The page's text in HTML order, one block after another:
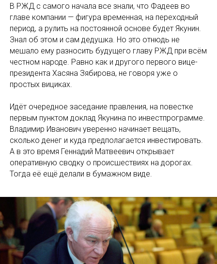
В РЖД с самого начала все знали, что Фадеев во
главе компании — фигура временная, на переходный
период, а рулить на постоянной основе будет Якунин.
Знал об этом и сам дедушка. Но это отнюдь не
мешало ему разносить будущего главу РЖД при всём
честном народе. Равно как и другого первого вице-
президента Хасяна Зябирова, не говоря уже о
простых вициках.
Идёт очередное заседание правления, на повестке
первым пунктом доклад Якунина по инвестпрограмме.
Владимир Иванович уверенно начинает вещать,
сколько денег и куда предполагается инвестировать.
А в это время Геннадий Матвеевич открывает
оперативную сводку о происшествиях на дорогах.
Тогда её ещё делали в бумажном виде.